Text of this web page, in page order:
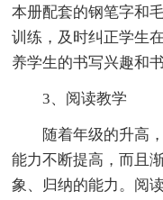
本册配套的钢笔字和
训练，及时纠正学生
养学生的书写兴趣和
3、阅读教学
随着年级的升高，
能力不断提高，而且
象、归纳的能力。阅